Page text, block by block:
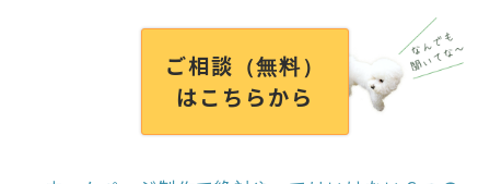
ご相談（無料）
はこちらから